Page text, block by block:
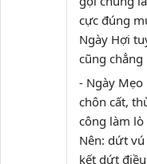
cực đúng
Ngày Hợi
cũng chẳng
- Ngày Mẹo
chôn cất,
công làm
Nên: dứt
kết dứt